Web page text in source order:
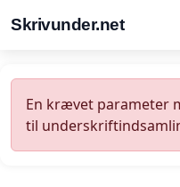
Skrivunder.net
En krævet parameter
til